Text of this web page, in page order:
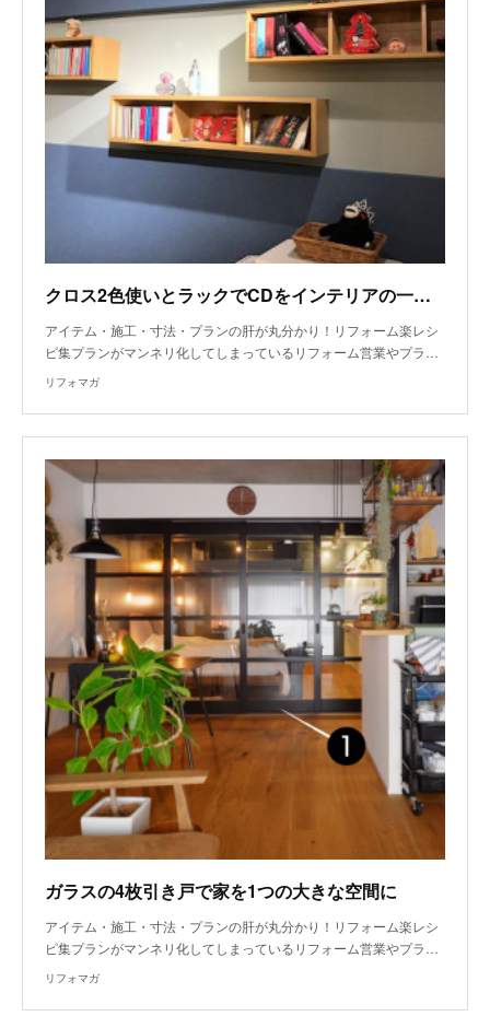
クロス2色使いとラックでCDをインテリアの一部に
アイテム・施工・寸法・プランの肝が丸分かり！リフォーム楽レシ
ピ集プランがマンネリ化してしまっているリフォーム営業やプラ…
リフォマガ
ガラスの4枚引き戸で家を1つの大きな空間に
アイテム・施工・寸法・プランの肝が丸分かり！リフォーム楽レシ
ピ集プランがマンネリ化してしまっているリフォーム営業やプラ…
リフォマガ